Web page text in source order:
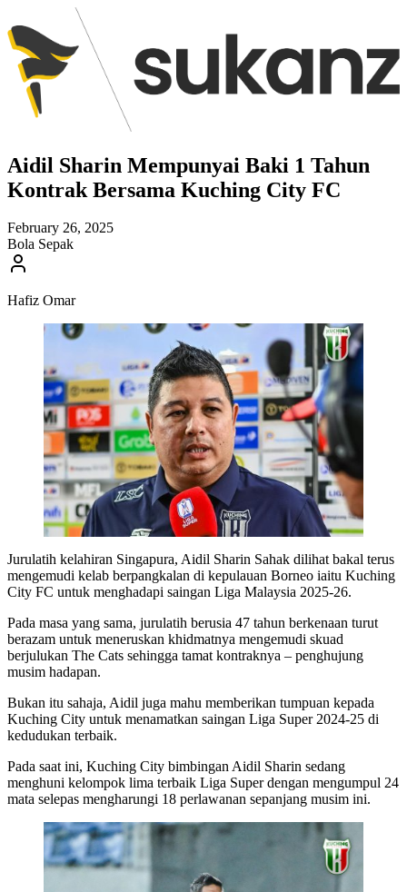
Aidil Sharin Mempunyai Baki 1 Tahun
Kontrak Bersama Kuching City FC
February 26, 2025
Bola Sepak
Hafiz Omar
Jurulatih kelahiran Singapura, Aidil Sharin Sahak dilihat bakal terus
mengemudi kelab berpangkalan di kepulauan Borneo iaitu Kuching
City FC untuk menghadapi saingan Liga Malaysia 2025-26.
Pada masa yang sama, jurulatih berusia 47 tahun berkenaan turut
berazam untuk meneruskan khidmatnya mengemudi skuad
berjulukan The Cats sehingga tamat kontraknya – penghujung
musim hadapan.
Bukan itu sahaja, Aidil juga mahu memberikan tumpuan kepada
Kuching City untuk menamatkan saingan Liga Super 2024-25 di
kedudukan terbaik.
Pada saat ini, Kuching City bimbingan Aidil Sharin sedang
menghuni kelompok lima terbaik Liga Super dengan mengumpul 24
mata selepas mengharungi 18 perlawanan sepanjang musim ini.